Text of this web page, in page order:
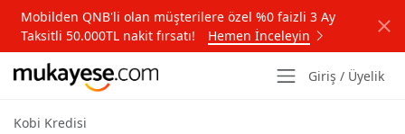
Mobilden QNB'li olan müşterilere özel %0 faizli 3 Ay
Taksitli 50.000TL nakit fırsatı!
Hemen İnceleyin
Giriş / Üyelik
Kobi Kredisi